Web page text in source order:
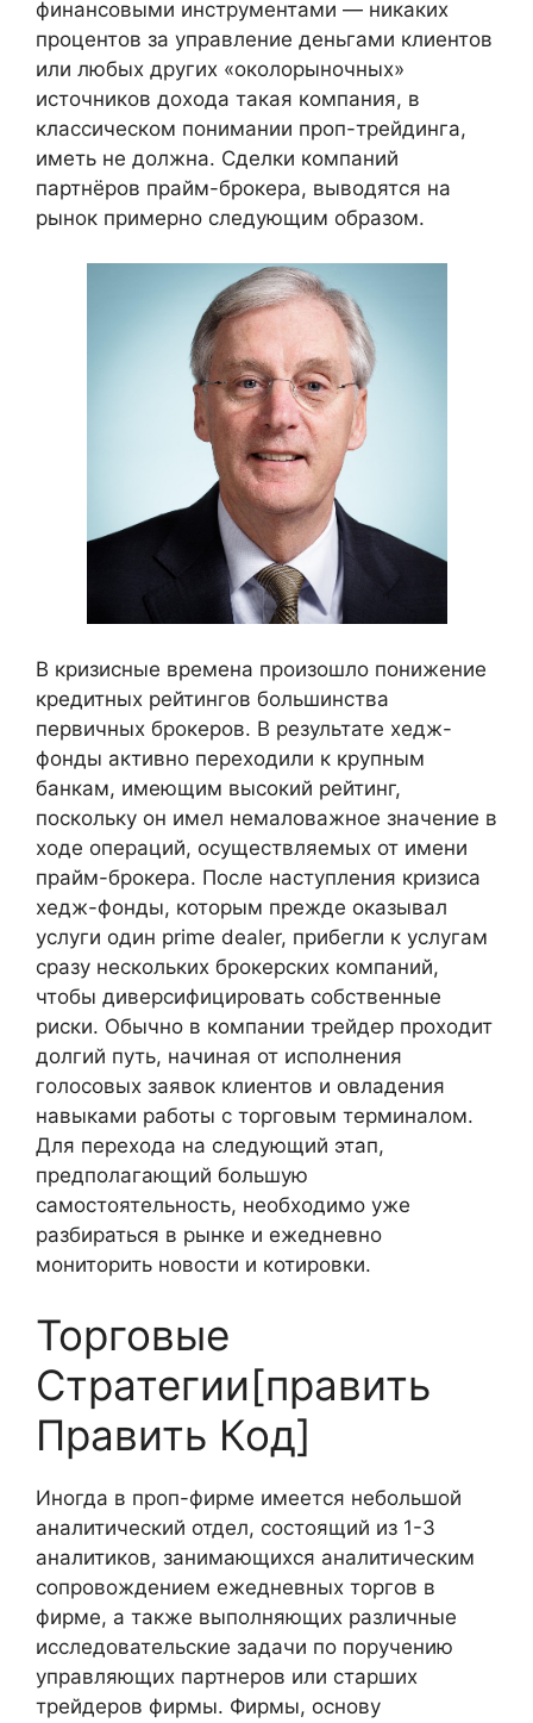
финансовыми инструментами — никаких
процентов за управление деньгами клиентов
или любых других «околорыночных»
источников дохода такая компания, в
классическом понимании проп-трейдинга,
иметь не должна. Сделки компаний
партнёров прайм-брокера, выводятся на
рынок примерно следующим образом.
В кризисные времена произошло понижение
кредитных рейтингов большинства
первичных брокеров. В результате хедж-
фонды активно переходили к крупным
банкам, имеющим высокий рейтинг,
поскольку он имел немаловажное значение в
ходе операций, осуществляемых от имени
прайм-брокера. После наступления кризиса
хедж-фонды, которым прежде оказывал
услуги один prime dealer, прибегли к услугам
сразу нескольких брокерских компаний,
чтобы диверсифицировать собственные
риски. Обычно в компании трейдер проходит
долгий путь, начиная от исполнения
голосовых заявок клиентов и овладения
навыками работы с торговым терминалом.
Для перехода на следующий этап,
предполагающий большую
самостоятельность, необходимо уже
разбираться в рынке и ежедневно
мониторить новости и котировки.
Торговые
Стратегии[править
Править Код]
Иногда в проп-фирме имеется небольшой
аналитический отдел, состоящий из 1-3
аналитиков, занимающихся аналитическим
сопровождением ежедневных торгов в
фирме, а также выполняющих различные
исследовательские задачи по поручению
управляющих партнеров или старших
трейдеров фирмы. Фирмы, основу